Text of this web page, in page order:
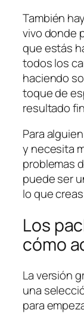
También
vivo donde
que estás
todos los
haciendo
toque de
resultado
Para
y necesita
problemas
puede ser
lo que
Los
cómo
La versión
una
para